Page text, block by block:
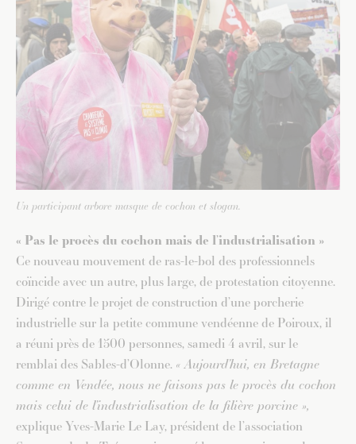
Un participant arbore masque de cochon et slogan.
« Pas le procès du cochon mais de l’industrialisation »
Ce nouveau mouvement de ras-le-bol des professionnels
coïncide avec un autre, plus large, de protestation citoyenne.
Dirigé contre le projet de construction d’une porcherie
industrielle sur la petite commune vendéenne de Poiroux, il
a réuni près de 1500 personnes, samedi 4 avril, sur le
remblai des Sables-d’Olonne. « Aujourd’hui, en Bretagne
comme en Vendée, nous ne faisons pas le procès du cochon
mais celui de l’industrialisation de la filière porcine »,
explique Yves-Marie Le Lay, président de l’association